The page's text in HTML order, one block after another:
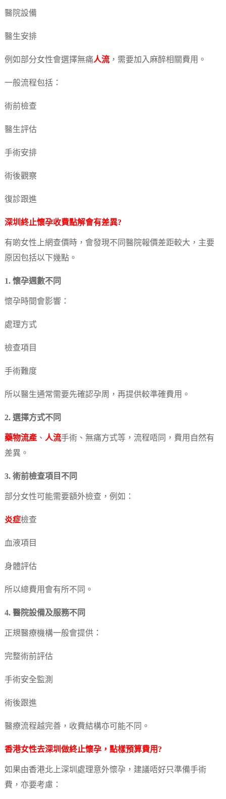
醫院設備
醫生安排
例如部分女性會選擇無痛人流，需要加入麻醉相關費用。
一般流程包括：
術前檢查
醫生評估
手術安排
術後觀察
復診跟進
深圳 終止懷孕收費點解會有差異?
有啲女性上網查價時，會發現不同醫院報價差距較大，主要
原因包括以下幾點。
1. 懷孕週數不同
懷孕時間會影響：
處理方式
檢查項目
手術難度
所以醫生通常需要先確認孕周，再提供較準確費用。
2. 選擇方式不同
藥物流產、 人流手術、無痛方式等，流程唔同，費用自然有
差異。
3. 術前檢查項目不同
部分女性可能需要額外檢查，例如：
炎症檢查
血液項目
身體評估
所以總費用會有所不同。
4. 醫院設備及服務不同
正規醫療機構一般會提供：
完整術前評估
手術安全監測
術後跟進
醫療流程越完善，收費結構亦可能不同。
香港女性去深圳做終止懷孕，點樣預算費用?
如果由香港北上深圳處理意外懷孕，建議唔好只準備手術
費，亦要考慮：